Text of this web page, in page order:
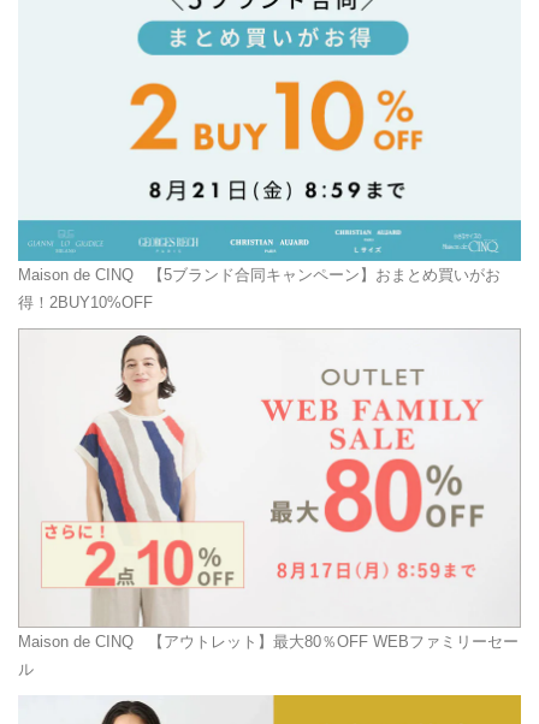
Maison de CINQ 【5ブランド合同キャンペーン】おまとめ買いがお
得！2BUY10%OFF
Maison de CINQ 【アウトレット】最大80％OFF WEBファミリーセー
ル